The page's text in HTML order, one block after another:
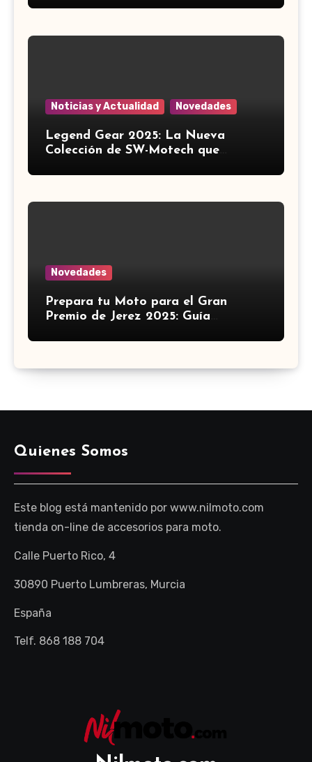
Noticias y Actualidad Novedades
Legend Gear 2025: La Nueva
Colección de SW-Motech que
Motocicletas ?️
Novedades
Prepara tu Moto para el Gran
Premio de Jerez 2025: Guía
Quienes Somos
Este blog está mantenido por www.nilmoto.com
tienda on-line de accesorios para moto.
Calle Puerto Rico, 4
30890 Puerto Lumbreras, Murcia
España
Telf. 868 188 704